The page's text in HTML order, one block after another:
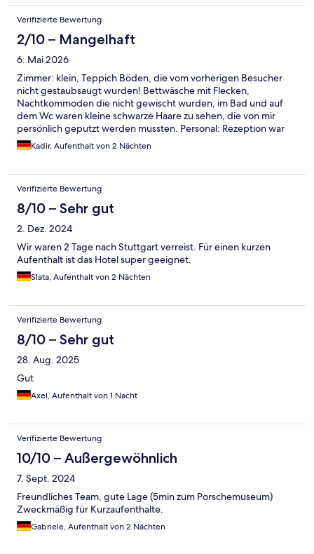
Verifizierte Bewertung
2/10 – Mangelhaft
6. Mai 2026
Zimmer: klein, Teppich Böden, die vom vorherigen Besucher
nicht gestaubsaugt wurden! Bettwäsche mit Flecken,
Nachtkommoden die nicht gewischt wurden, im Bad und auf
dem Wc waren kleine schwarze Haare zu sehen, die von mir
persönlich geputzt werden mussten. Personal: Rezeption war
nicht immer besetzt, am Morgen haben wir ein Bügelbrett
gebraucht, war keins da, das ist ja in Ordnung. Bzgl Frühstück
dort.
Kadir, Aufenthalt von 2 Nächten
Verifizierte Bewertung
8/10 – Sehr gut
2. Dez. 2024
Wir waren 2 Tage nach Stuttgart verreist. Für einen kurzen
Aufenthalt ist das Hotel super geeignet.
Slata, Aufenthalt von 2 Nächten
Verifizierte Bewertung
8/10 – Sehr gut
28. Aug. 2025
Gut
Axel, Aufenthalt von 1 Nacht
Verifizierte Bewertung
10/10 – Außergewöhnlich
7. Sept. 2024
Freundliches Team, gute Lage (5min zum Porschemuseum)
Zweckmäßig für Kurzaufenthalte.
Gabriele, Aufenthalt von 2 Nächten